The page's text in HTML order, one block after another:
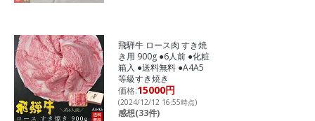
飛騨牛 ロース肉 すき焼
き用 900g ●6人前 ●化粧
箱入 ●送料無料 ●A4A5
等級すき焼き
価格:15000円
(2024/12/12 16:55時点)
感想(33件)